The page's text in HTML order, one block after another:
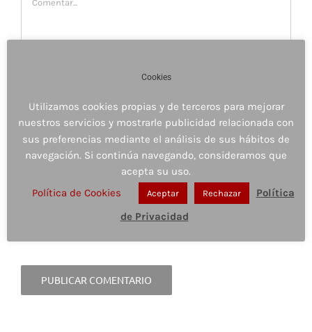
Guardar mi nombre, email y sitio web en este
navegador para la próxima vez que comente.
Cookies
Utilizamos cookies propias y de terceros para mejorar
nuestros servicios y mostrarle publicidad relacionada con
sus preferencias mediante el análisis de sus hábitos de
navegación. Si continúa navegando, consideramos que
acepta su uso.
Política de Cookies
Aceptar Rechazar
Política
de Privacidad